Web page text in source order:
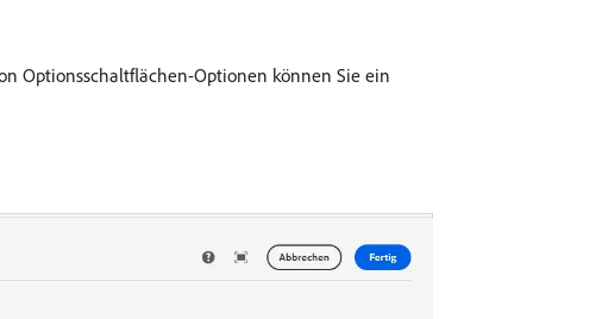
Optionsschaltflächen-Optionen können Sie ein